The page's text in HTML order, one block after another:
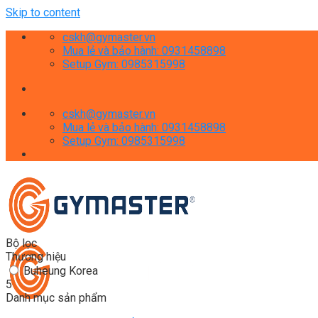
Skip to content
cskh@gymaster.vn
Mua lẻ và bảo hành: 0931458898
Setup Gym: 0985315998
cskh@gymaster.vn
Mua lẻ và bảo hành: 0931458898
Setup Gym: 0985315998
Bộ lọc
Thương hiệu
Buheung Korea
5
Danh mục sản phẩm